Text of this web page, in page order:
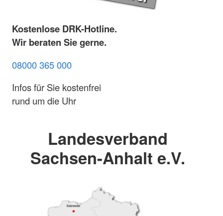
Kostenlose DRK-Hotline.
Wir beraten Sie gerne.
08000 365 000
Infos für Sie kostenfrei
rund um die Uhr
Landesverband
Sachsen-Anhalt e.V.